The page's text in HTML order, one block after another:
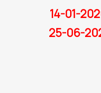
14-01-
25-06-